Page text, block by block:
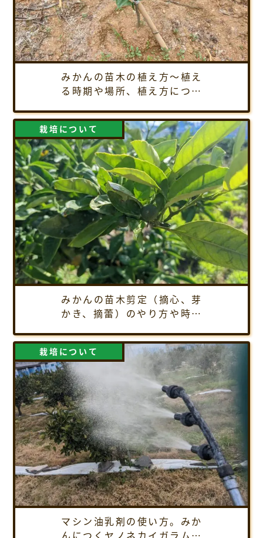
みかんの苗木の植え方～植え
る時期や場所、植え方につい
みかんの苗木剪定（摘心、芽
かき、摘蕾）のやり方や時期
栽培について
マシン油乳剤の使い方。みか
んにつくヤノネカイガラムシ
栽培について